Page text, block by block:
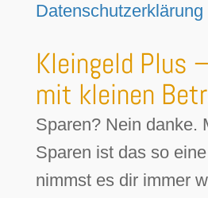
Datenschutzerklärung
Kleingeld Plus
mit kleinen
Sparen? Nein danke.
Sparen ist das so
nimmst es dir immer